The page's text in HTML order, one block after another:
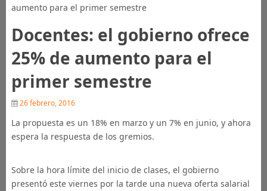
aumento para el primer semestre
Docentes: el gobierno ofrece
25% de aumento para el
primer semestre
26 febrero, 2016
La propuesta es un 18% en marzo y un 7% en junio, y ahora
espera la respuesta de los gremios.
Sobre la hora límite del inicio de clases, el gobierno
presentó este viernes por la tarde una nueva oferta salarial